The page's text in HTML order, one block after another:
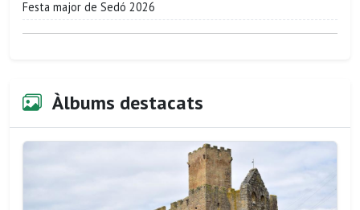
Festa major de Sedó 2026
Àlbums destacats